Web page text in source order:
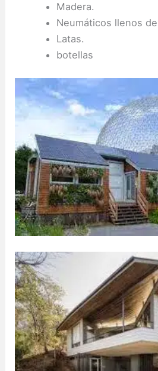
Madera.
Neumáticos llenos
Latas.
botellas